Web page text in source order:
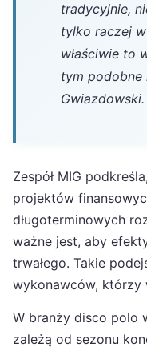
tradycyjnie,
tylko raczej
właściwie to
tym podobne
Gwiazdowski.
Zespół MIG
projektów
długoterminowych
ważne jest, aby
trwałego. Takie
wykonawców, którzy
W branży disco polo
zależą od sezonu